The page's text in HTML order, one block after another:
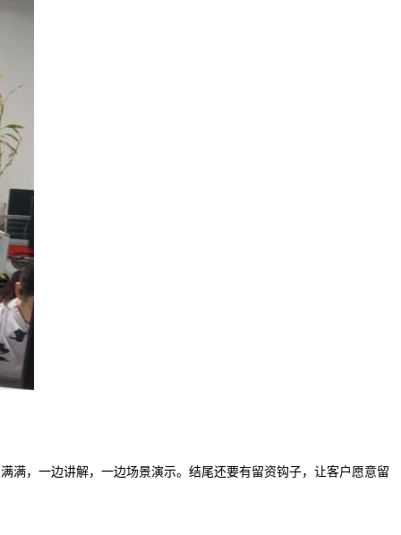
满，一边讲解，一边场景演示。结尾还要有留资钩子，让客户愿意留